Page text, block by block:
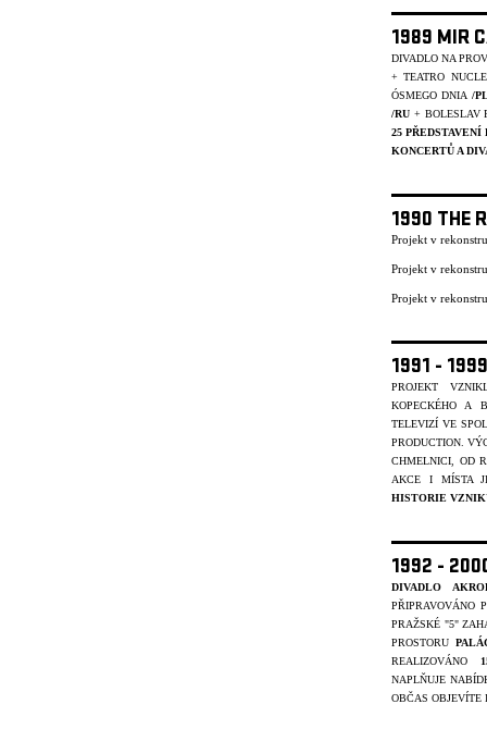
1989 MIR
DIVADLO NA
+ TEATRO
ÓSMEGO DNIA /
/RU + BOLESLAV
25
KONCERTŮ A
1990 THE
Projekt v
Projekt v
Projekt v
1991 -
PROJEKT
KOPECKÉHO A
TELEVIZÍ VE
PRODUCTION.
CHMELNICI, OD
AKCE I MÍSTA
HISTORIE
1992 -
DIVADLO
PŘIPRAVOVÁNO
PRAŽSKÉ "5"
PROSTORU
REALIZOVÁNO
NAPLŇUJE
OBČAS OBJEVÍTE